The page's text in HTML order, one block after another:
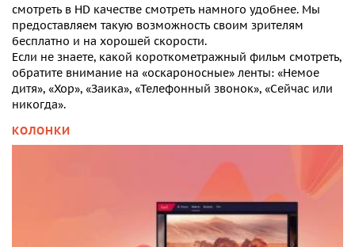
смотреть в HD качестве смотреть намного удобнее. Мы
предоставляем такую возможность своим зрителям
бесплатно и на хорошей скорости.
Если не знаете, какой короткометражный фильм смотреть,
обратите внимание на «оскароносные» ленты: «Немое
дитя», «Хор», «Заика», «Телефонный звонок», «Сейчас или
никогда».
КОЛОНКИ